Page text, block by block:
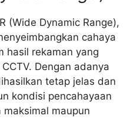
(Wide Dynamic Range),
cahaya
hasil rekaman yang
Dengan adanya
tetap jelas dan
kondisi pencahayaan
maupun